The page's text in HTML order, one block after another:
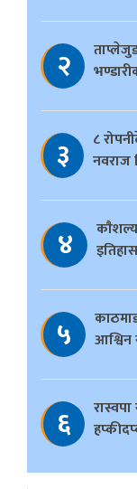
२
३
८
नवराज
४
काैशल्य
५
आश्विन
६